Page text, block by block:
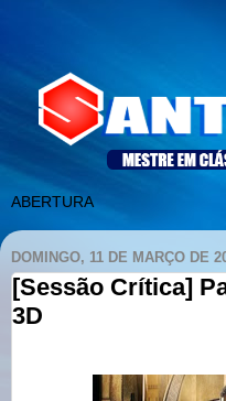
DOMINGO, 11 DE MARÇO DE
[Sessão Crítica]
3D